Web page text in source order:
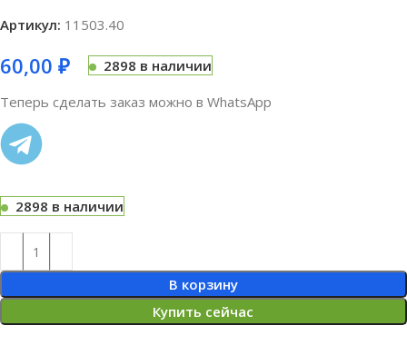
Артикул: 11503.40
60,00 ₽
2898 в наличии
Теперь сделать заказ можно в WhatsApp
2898 в наличии
В корзину
Купить сейчас